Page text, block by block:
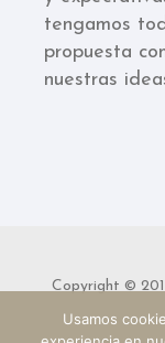
tengamos
propuesta
nuestras
Copyright ©
Usamos